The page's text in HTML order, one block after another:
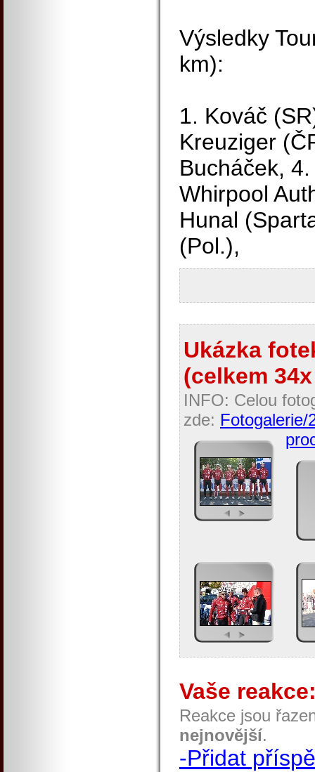
Výsledky
km):
1. Kováč
Kreuziger
Bucháček,
Whirpool
Hunal
(Pol.),
Ukázka
(celkem
INFO: Celou
zde: Fotogalerie/
Vaše
Reakce jsou
nejnovější.
-Přidat